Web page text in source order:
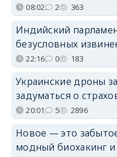
08:02 2 363
Индийский
безусловных
22:16 0 183
Украинские дроны
задуматься о
20:01 5 2896
Новое — это
модный биохакинг и